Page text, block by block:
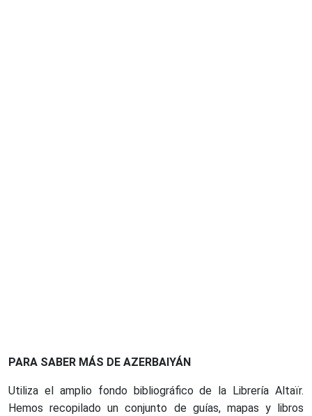
PARA SABER MÁS DE AZERBAIYÁN
Utiliza el amplio fondo bibliográfico de la Librería Altaïr.
Hemos recopilado un conjunto de guías, mapas y libros